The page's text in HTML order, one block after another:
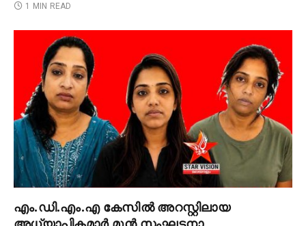
1 MIN READ
എം.ഡി.എം.എ കേസിൽ അറസ്റ്റിലായ
അധ്യാപികമാർ മുൻ സംഘടനാ